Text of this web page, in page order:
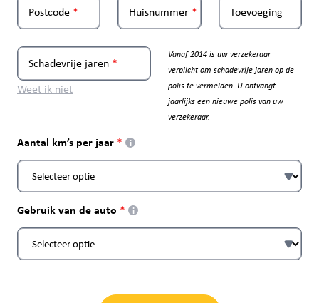
Postcode Huisnummer Toevoeging
Schadevrije jaren
Weet ik niet
Vanaf 2014 is uw verzekeraar
verplicht om schadevrije jaren op de
polis te vermelden. U ontvangt
jaarlijks een nieuwe polis van uw
verzekeraar.
Aantal km’s per jaar i
Gebruik van de auto i